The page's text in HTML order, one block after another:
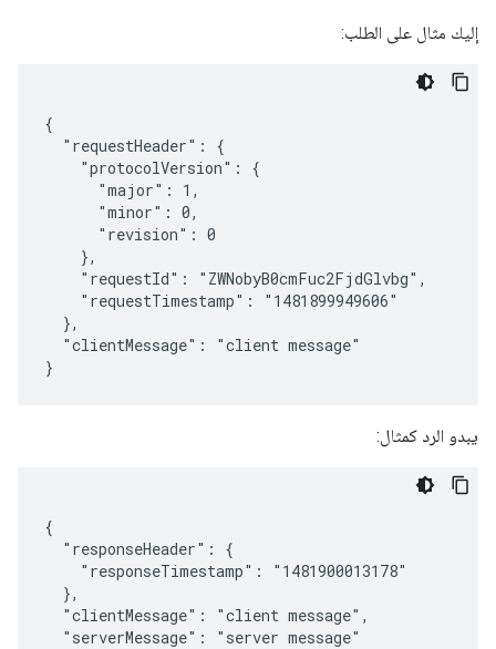
إليك مثال على الطلب:
{
  "requestHeader": {
    "protocolVersion": {
      "major": 1,
      "minor": 0,
      "revision": 0
    },
    "requestId": "ZWNobyB0cmFuc2FjdGlvbg",
    "requestTimestamp": "1481899949606"
  },
  "clientMessage": "client message"
يبدو الرد كمثال:
{
  "responseHeader": {
    "responseTimestamp": "1481900013178"
  },
  "clientMessage": "client message",
  "serverMessage": "server message"